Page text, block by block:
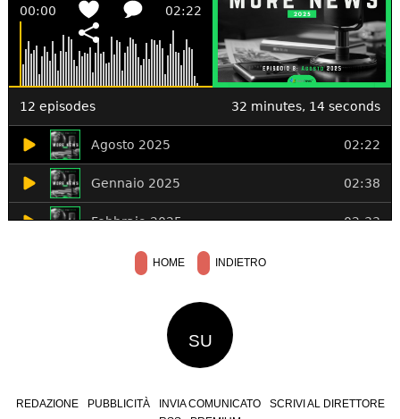
HOME INDIETRO
SU
REDAZIONE PUBBLICITÀ INVIA COMUNICATO
SCRIVI AL DIRETTORE